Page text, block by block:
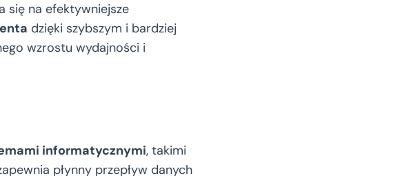
się na efektywniejsze
dzięki szybszym i bardziej
wzrostu wydajności i
informatycznymi, takimi
płynny przepływ danych